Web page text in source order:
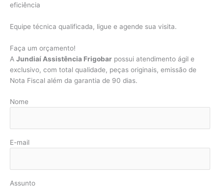
eficiência
Equipe técnica qualificada, ligue e agende sua visita.
Faça um orçamento!
A Jundiaí Assistência Frigobar possui atendimento ágil e
exclusivo, com total qualidade, peças originais, emissão de
Nota Fiscal além da garantia de 90 dias.
Nome
E-mail
Assunto